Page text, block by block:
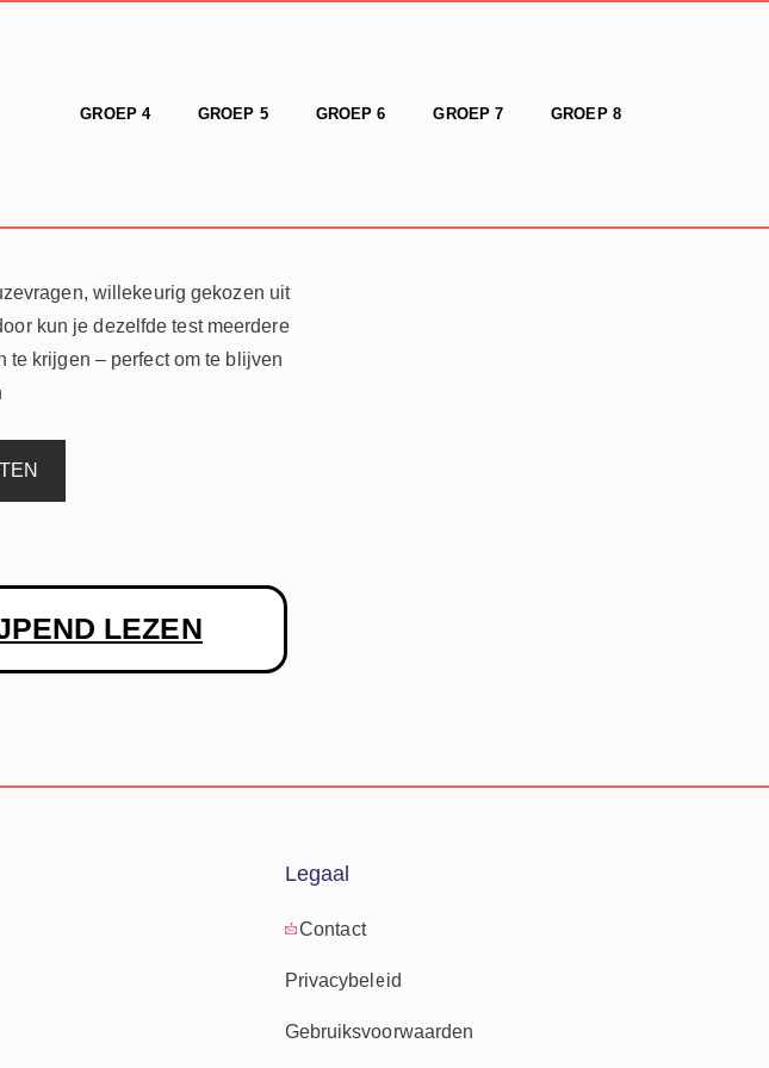
GROEP 4 GROEP 5 GROEP 6 GROEP 7 GROEP 8
willekeurig gekozen uit
kun je dezelfde test meerdere
te krijgen – perfect om te blijven
LEZEN
Legaal
Contact
Privacybeleid
Gebruiksvoorwaarden